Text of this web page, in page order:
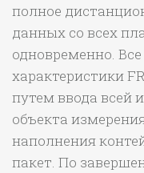
полное
данных со всех
одновременно.
характеристики
путем ввода всей
объекта
наполнения
пакет. По